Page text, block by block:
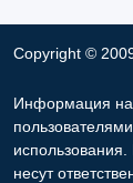
Copyright ©
Информация на
несут